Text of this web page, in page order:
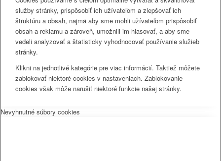
služby stránky, prispôsobiť ich užívateľom a zlepšovať ich
štruktúru a obsah, najmä aby sme mohli užívateľom prispôsobiť
obsah a reklamu a zároveň, umožnili im hlasovať, a aby sme
vedeli analyzovať a štatisticky vyhodnocovať používanie služieb
stránky.
Klikni na jednotlivé kategórie pre viac informácií. Taktiež môžete
zablokovať niektoré cookies v nastaveniach. Zablokovanie
cookies však môže narušiť niektoré funkcie našej stránky.
Nevyhnutné súbory cookies